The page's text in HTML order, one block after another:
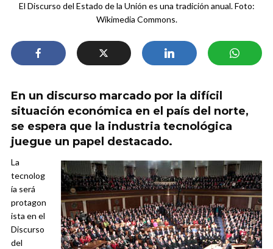
El Discurso del Estado de la Unión es una tradición anual. Foto:
Wikimedia Commons.
En un discurso marcado por la difícil
situación económica en el país del norte,
se espera que la industria tecnológica
juegue un papel destacado.
La
tecnolog
ía será
protagon
ista en el
Discurso
del